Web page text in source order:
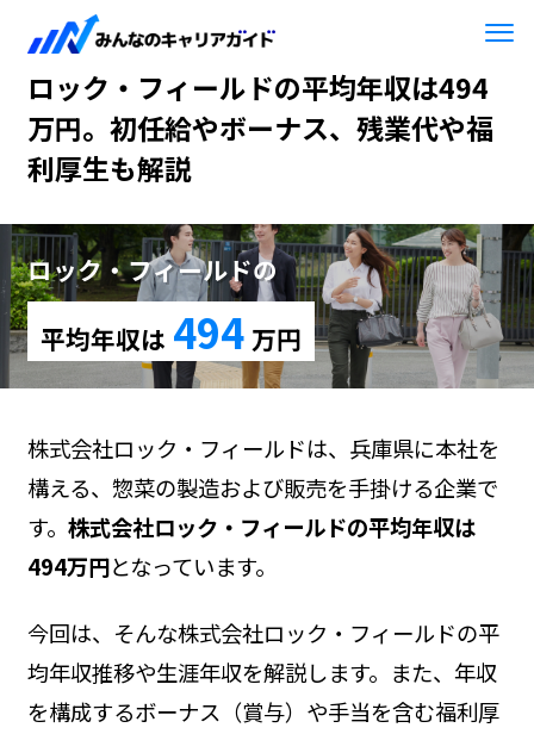
HOME ロック・フィールド
ロック・フィールドの平均年収は494
万円。初任給やボーナス、残業代や福
利厚生も解説
ロック・フィールドの
平均年収は 494 万円
株式会社ロック・フィールドは、兵庫県に本社を
構える、惣菜の製造および販売を手掛ける企業で
す。 株式会社ロック・フィールドの平均年収は
494万円となっています。
今回は、そんな株式会社ロック・フィールドの平
均年収推移や生涯年収を解説します。また、年収
を構成するボーナス（賞与）や手当を含む福利厚